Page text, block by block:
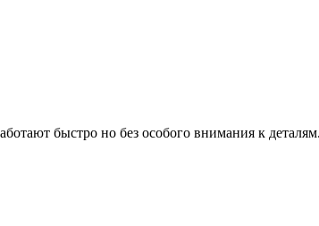
быстро но без особого внимания к